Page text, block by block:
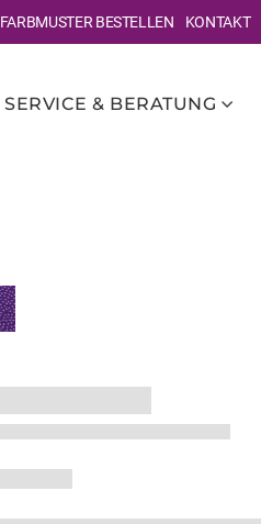
FARBMUSTER BESTELLEN KONTAKT
SERVICE & BERATUNG